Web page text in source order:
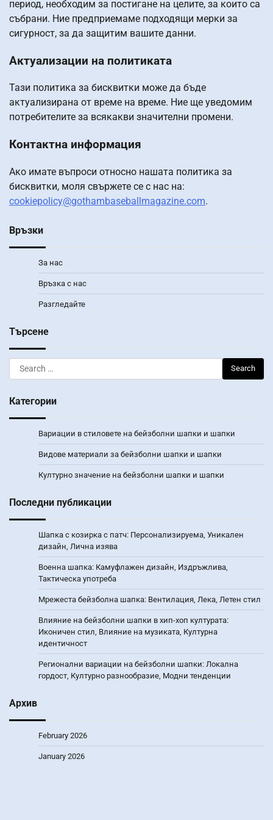
период, необходим за постигане на целите, за които са
събрани. Ние предприемаме подходящи мерки за
сигурност, за да защитим вашите данни.
Актуализации на политиката
Тази политика за бисквитки може да бъде
актуализирана от време на време. Ние ще уведомим
потребителите за всякакви значителни промени.
Контактна информация
Ако имате въпроси относно нашата политика за
бисквитки, моля свържете се с нас на:
cookiepolicy@gothambaseballmagazine.com.
Връзки
За нас
Връзка с нас
Разгледайте
Търсене
Search
for:
Категории
Вариации в стиловете на бейзболни шапки и шапки
Видове материали за бейзболни шапки и шапки
Културно значение на бейзболни шапки и шапки
Последни публикации
Шапка с козирка с патч: Персонализируема, Уникален
дизайн, Лична изява
Военна шапка: Камуфлажен дизайн, Издръжлива,
Тактическа употреба
Мрежеста бейзболна шапка: Вентилация, Лека, Летен стил
Влияние на бейзболни шапки в хип-хоп културата:
Иконичен стил, Влияние на музиката, Културна
идентичност
Регионални вариации на бейзболни шапки: Локална
гордост, Културно разнообразие, Модни тенденции
Архив
February 2026
January 2026